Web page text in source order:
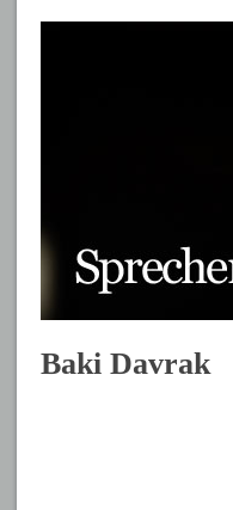
Baki Davrak